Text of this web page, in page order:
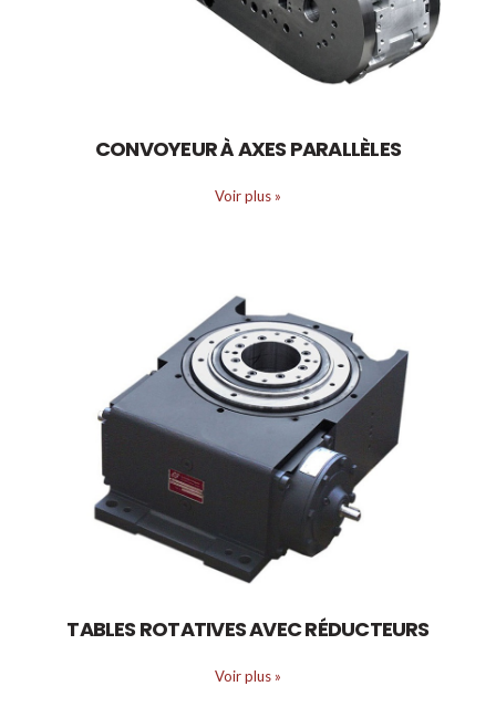
CONVOYEUR À AXES PARALLÈLES
Voir plus »
TABLES ROTATIVES AVEC RÉDUCTEURS
Voir plus »